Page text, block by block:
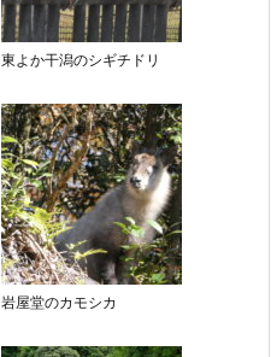
東よか干潟のシギチドリ
岩屋堂のカモシカ